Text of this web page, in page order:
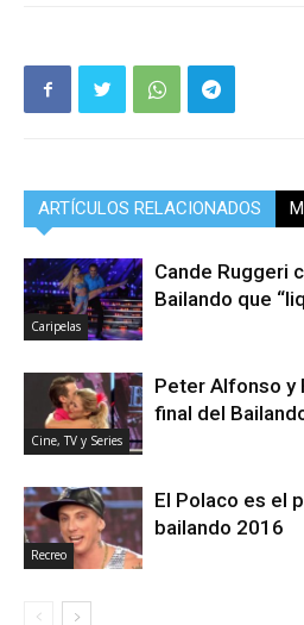
ARTÍCULOS RELACIONADOS
Caripelas
Cande Ruggeri
Bailando que
Cine, TV y Series
Peter Alfonso y
final del
Recreo
El Polaco es el
bailando 2016